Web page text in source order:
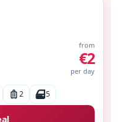
from
€2
per day
2 5